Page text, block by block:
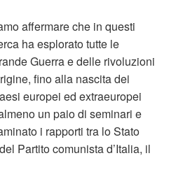
affermare che in questi
ha esplorato tutte le
Guerra e delle rivoluzioni
fino alla nascita dei
europei ed extraeuropei
un paio di seminari e
i rapporti tra lo Stato
Partito comunista d’Italia, il